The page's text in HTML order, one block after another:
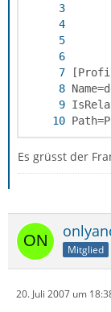
Es grüsst der
Mitglied
20. Juli 2007 um